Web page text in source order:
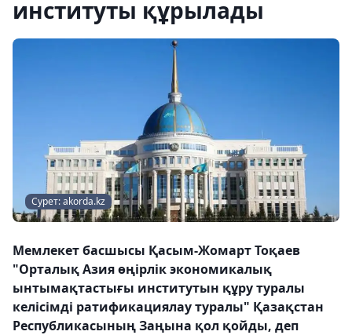
институты құрылады
Сурет: akorda.kz
Мемлекет басшысы Қасым-Жомарт Тоқаев
"Орталық Азия өңірлік экономикалық
ынтымақтастығы институтын құру туралы
келісімді ратификациялау туралы" Қазақстан
Республикасының Заңына қол қойды, деп